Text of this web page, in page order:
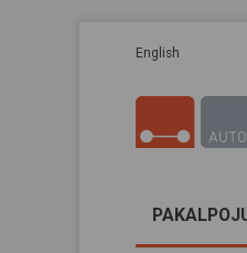
English